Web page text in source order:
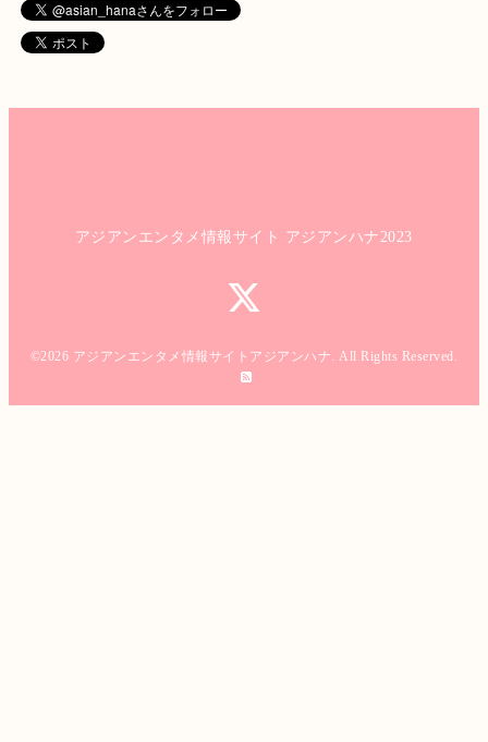
アジアンエンタメ情報サイト アジアンハナ2023
©2026 アジアンエンタメ情報サイトアジアンハナ . All Rights Reserved.